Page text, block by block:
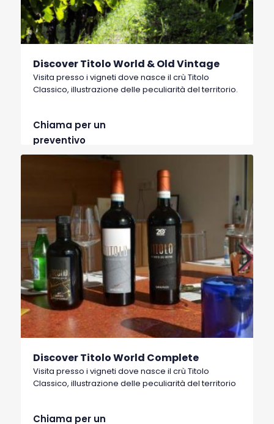
Discover Titolo World & Old Vintage
Visita presso i vigneti dove nasce il crù Titolo
Classico, illustrazione delle peculiarità del territorio.
Chiama per un
preventivo
Discover Titolo World Complete
Visita presso i vigneti dove nasce il crù Titolo
Classico, illustrazione delle peculiarità del territorio
Chiama per un